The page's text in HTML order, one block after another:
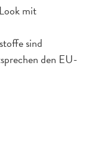
mit
sind
den EU-